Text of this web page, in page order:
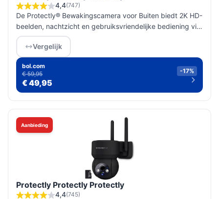
4,4(747)
De Protectly® Bewakingscamera voor Buiten biedt 2K HD-
beelden, nachtzicht en gebruiksvriendelijke bediening via
een app, perfect voor het beveiligen van jouw woning.
Vergelijk
bol.com
€ 59,95
€ 49,95
-17%
Aanbieding
Protectly Protectly Protectly
4,4(745)